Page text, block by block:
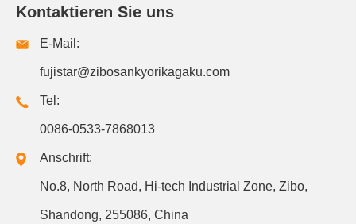
Kontaktieren Sie uns
E-Mail:
fujistar@zibosankyorikagaku.com
Tel:
0086-0533-7868013
Anschrift:
No.8, North Road, Hi-tech Industrial Zone, Zibo,
Shandong, 255086, China